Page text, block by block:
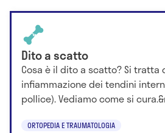
Dito a scatto
Cosa è il dito a scatto? Si tratta
infiammazione dei tendini
pollice). Vediamo come si
ORTOPEDIA E TRAUMATOLOGIA